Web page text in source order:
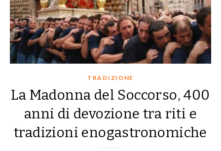
TRADIZIONE
La Madonna del Soccorso, 400
anni di devozione tra riti e
tradizioni enogastronomiche